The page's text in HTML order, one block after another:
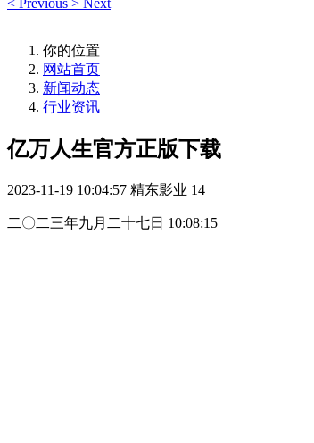
< Previous > Next
你的位置
网站首页
新闻动态
行业资讯
亿万人生官方正版下载
2023-11-19 10:04:57 精东影业 14
二〇二三年九月二十七日 10:08:15